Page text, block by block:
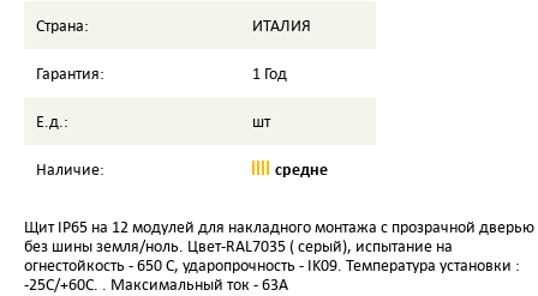
Страна: ИТАЛИЯ
Гарантия: 1 Год
Е.д.: шт
Наличие: средне
Щит IP65 на 12 модулей для накладного монтажа с прозрачной дверью
без шины земля/ноль. Цвет-RAL7035 ( серый), испытание на
огнестойкость - 650 С, ударопрочность - IK09. Температура установки :
-25C/+60C. . Максимальный ток - 63А